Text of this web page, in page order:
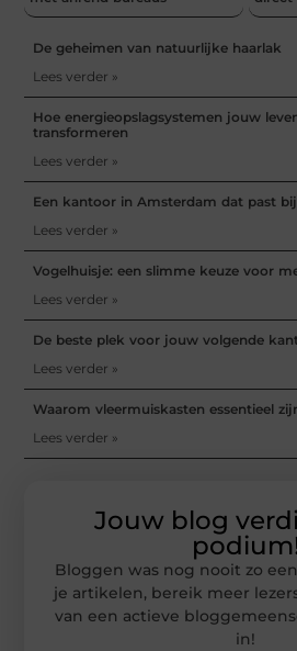
De geheimen van natuurlijke haarlak
Lees verder »
Hoe energieopslagsystemen jouw
transformeren
Lees verder »
Een kantoor in Amsterdam dat past
Lees verder »
Vogelhuisje: een slimme keuze voor
Lees verder »
De beste plek voor jouw volgende
Lees verder »
Waarom vleermuiskasten essentieel
Lees verder »
Jouw blog
Bloggen was nog nooit zo
je artikelen, bereik meer
van een actieve
in!